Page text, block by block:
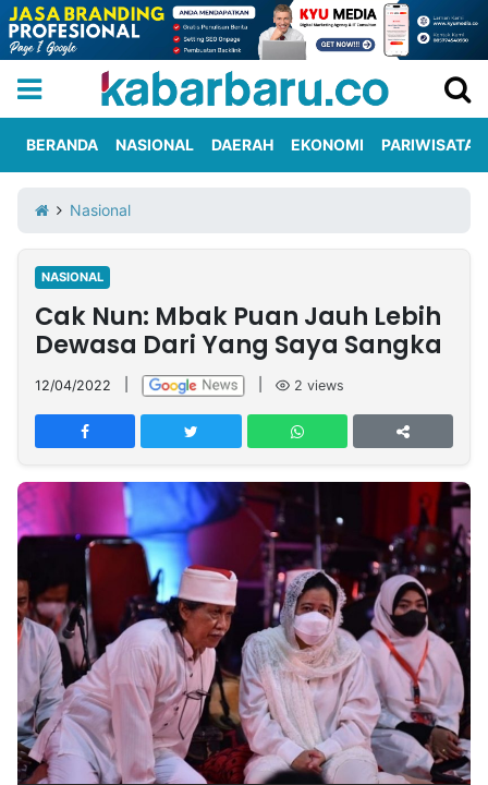
Iklan
Berita
Kami
Nasional
International
Olahraga
Entertainment
Daerah
Pariwisata
Kuliner
Kolom
Network
PT
TREETAN
MULTIMEDIA
INDONESIA
Partner
Insight
NTB
Suara
Time
Lens
IDN
Daily
Jogja
Jalan
Rakyat
Idealita
News
Kita
Notice
Dinamikapost.com
Radar
Baru
Seedbacklink
Follow
Kabarbaru
BERANDA NASIONAL DAERAH EKONOMI PARIWISATA
Nasional
NASIONAL
Cak Nun: Mbak Puan Jauh Lebih
Dewasa Dari Yang Saya Sangka
12/04/2022 2 views